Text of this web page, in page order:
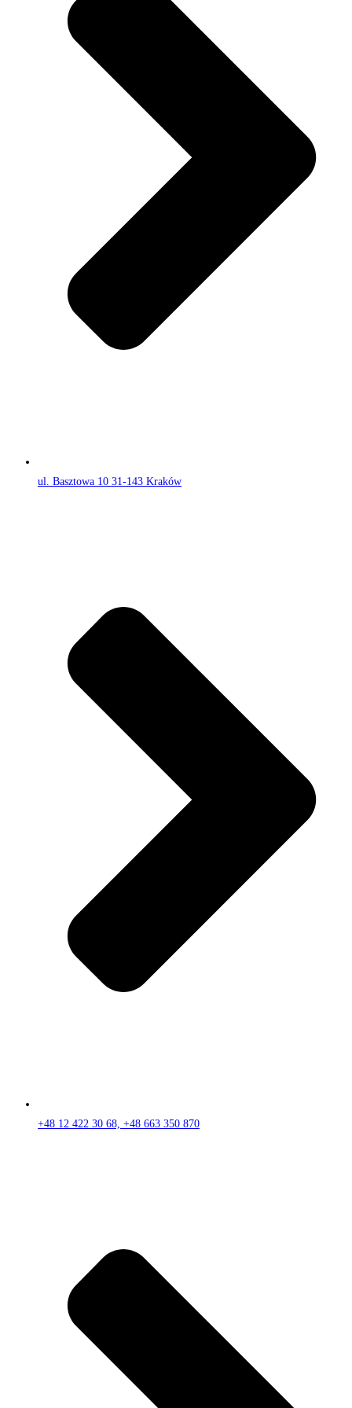
ul. Basztowa 10 31-143 Kraków
+48 12 422 30 68, +48 663 350 870